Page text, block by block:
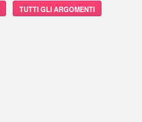
TUTTI GLI ARGOMENTI